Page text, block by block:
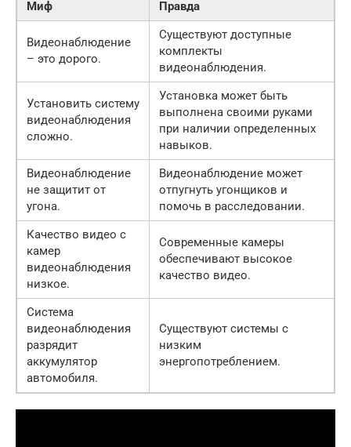
Миф Правда
Видеонаблюдение
– это дорого.
Существуют доступные
комплекты
видеонаблюдения.
Установить систему
видеонаблюдения
сложно.
Установка может быть
выполнена своими руками
при наличии определенных
навыков.
Видеонаблюдение
не защитит от
угона.
Видеонаблюдение может
отпугнуть угонщиков и
помочь в расследовании.
Качество видео с
камер
видеонаблюдения
низкое.
Современные камеры
обеспечивают высокое
качество видео.
Система
видеонаблюдения
разрядит
аккумулятор
автомобиля.
Существуют системы с
низким
энергопотреблением.